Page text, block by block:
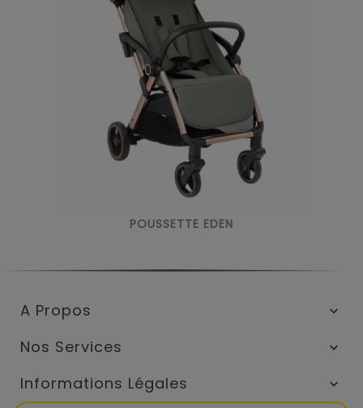
POUSSETTE EDEN
A Propos 
Nos Services 
Informations Légales 